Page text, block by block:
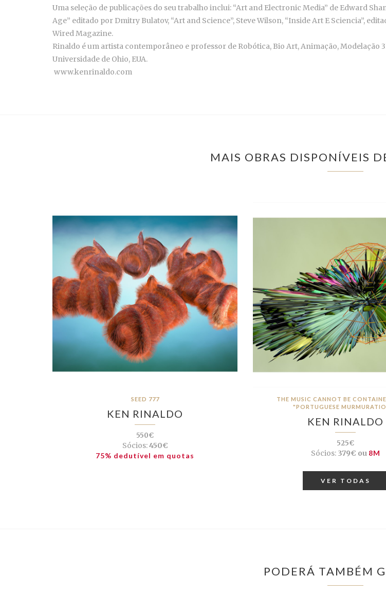
Uma seleção de publicações do seu trabalho inclui: “Art and Electronic Media” de Edward
Age” editado por Dmitry Bulatov, “Art and Science”, Steve Wilson, “Inside Art E Sciencia”,
Wired Magazine.
Rinaldo é um artista contemporâneo e professor de Robótica, Bio Art, Animação, Modelação
Universidade de Ohio, EUA.
www.kenrinaldo.com
MAIS OBRAS DISPONÍVEIS
SEED 777
KEN RINALDO
550€
Sócios:450€
75% dedutível em quotas
THE MUSIC CANNOT BE
"PORTUGUESE
KEN RINALDO
525€
Sócios:379€ ou 8M
VER TODAS
PODERÁ TAMBÉM